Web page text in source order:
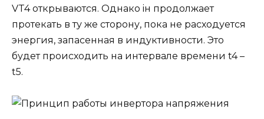
VT4 открываются. Однако iн продолжает
протекать в ту же сторону, пока не расходуется
энергия, запасенная в индуктивности. Это
будет происходить на интервале времени t4 –
t5.